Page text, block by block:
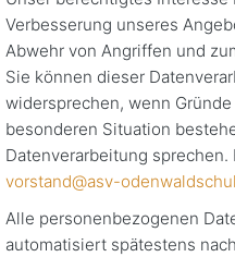
Verbesserung unseres
Abwehr von Angriffen und
Sie können dieser
widersprechen, wenn
besonderen Situation
Datenverarbeitung
vorstand@asv-
Alle personenbezogenen
automatisiert spätestens